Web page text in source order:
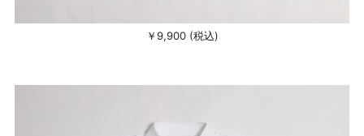
￥9,900 (税込)